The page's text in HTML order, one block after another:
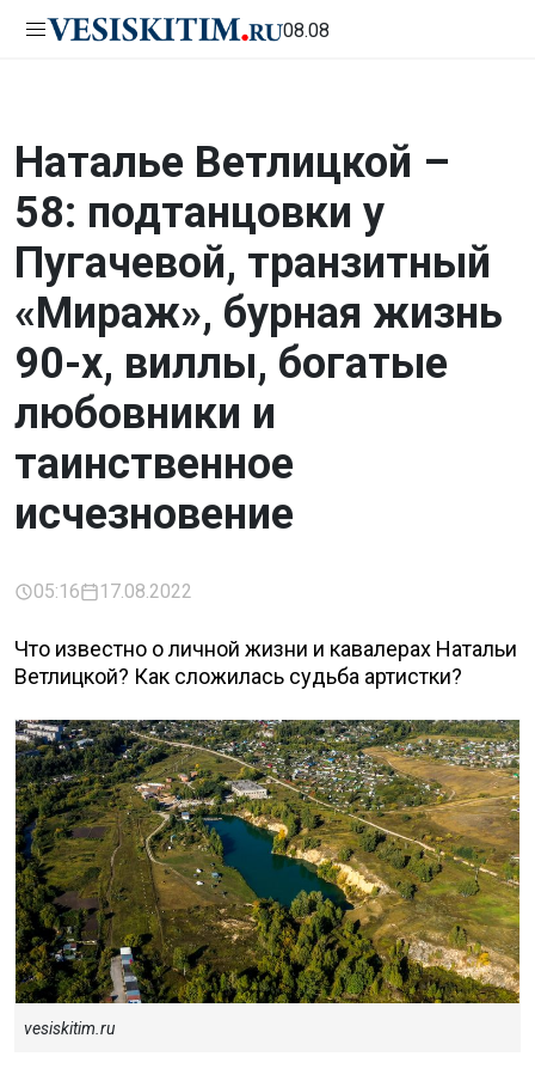
08.08
Наталье Ветлицкой –
58: подтанцовки у
Пугачевой, транзитный
«Мираж», бурная жизнь
90-х, виллы, богатые
любовники и
таинственное
исчезновение
05:16 17.08.2022
Что известно о личной жизни и кавалерах Натальи
Ветлицкой? Как сложилась судьба артистки?
vesiskitim.ru